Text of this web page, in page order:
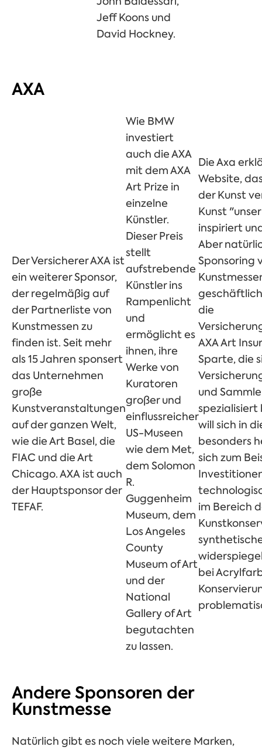
Jeff Koons und
David Hockney.
AXA
Der Versicherer AXA ist
ein weiterer Sponsor,
der regelmäßig auf
der Partnerliste von
Kunstmessen zu
finden ist. Seit mehr
als 15 Jahren sponsert
das Unternehmen
große
Kunstveranstaltungen
auf der ganzen Welt,
wie die Art Basel, die
FIAC und die Art
Chicago. AXA ist auch
der Hauptsponsor der
TEFAF.
Wie BMW
investiert
auch die AXA
mit dem AXA
Art Prize in
einzelne
Künstler.
Dieser Preis
stellt
aufstrebende
Künstler ins
Rampenlicht
und
ermöglicht es
ihnen, ihre
Werke von
Kuratoren
großer und
einflussreicher
US-Museen
wie dem Met,
dem Solomon
R.
Guggenheim
Museum, dem
Los Angeles
County
Museum of Art
und der
National
Gallery of Art
begutachten
zu lassen.
Die Axa
Website,
der Kunst
Kunst
inspiriert
Aber
Sponsoring
die
AXA Art
Sparte, die
und
spezialisiert
will sich in
besonders
sich zum
im Bereich
bei
Andere Sponsoren der
Kunstmesse
Natürlich gibt es noch viele weitere Marken,